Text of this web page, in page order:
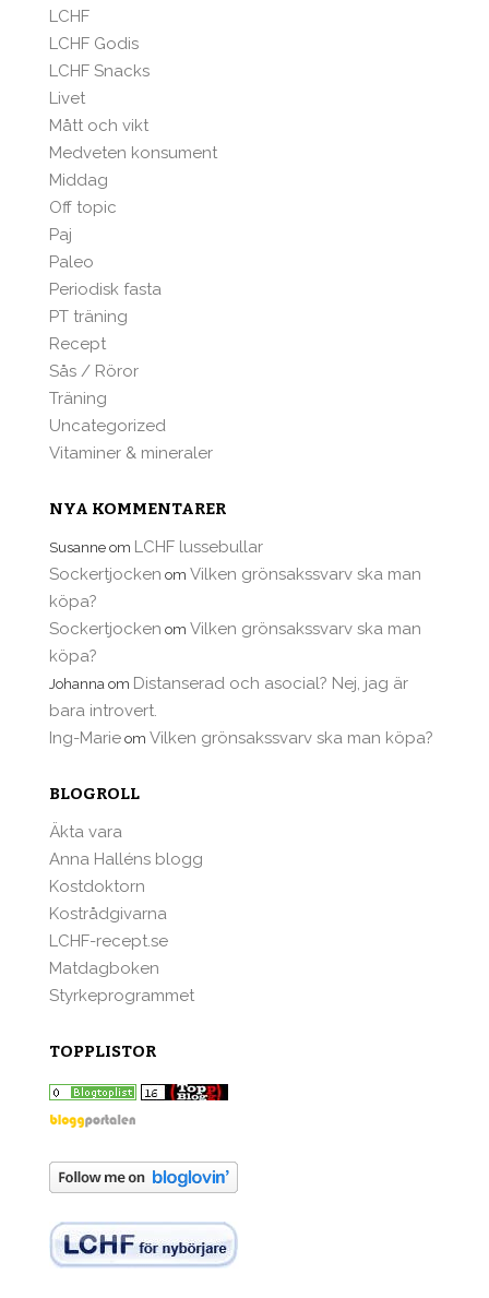
LCHF
LCHF Godis
LCHF Snacks
Livet
Mått och vikt
Medveten konsument
Middag
Off topic
Paj
Paleo
Periodisk fasta
PT träning
Recept
Sås / Röror
Träning
Uncategorized
Vitaminer & mineraler
NYA KOMMENTARER
Susanne om LCHF lussebullar
Sockertjocken om Vilken grönsakssvarv ska man
köpa?
Sockertjocken om Vilken grönsakssvarv ska man
köpa?
Johanna om Distanserad och asocial? Nej, jag är
bara introvert.
Ing-Marie om Vilken grönsakssvarv ska man köpa?
BLOGROLL
Äkta vara
Anna Halléns blogg
Kostdoktorn
Kostrådgivarna
LCHF-recept.se
Matdagboken
Styrkeprogrammet
TOPPLISTOR